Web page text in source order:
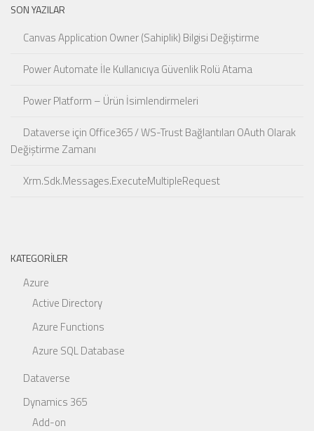
SON YAZILAR
Canvas Application Owner (Sahiplik) Bilgisi Değiştirme
Power Automate İle Kullanıcıya Güvenlik Rolü Atama
Power Platform – Ürün İsimlendirmeleri
Dataverse için Office365 / WS-Trust Bağlantıları OAuth Olarak
Değiştirme Zamanı
Xrm.Sdk.Messages.ExecuteMultipleRequest
KATEGORILER
Azure
Active Directory
Azure Functions
Azure SQL Database
Dataverse
Dynamics 365
Add-on